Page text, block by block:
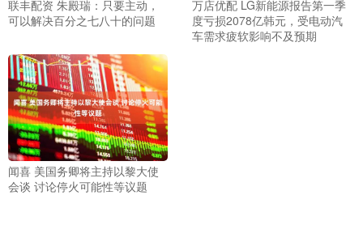
联丰配资 朱殿瑞：只要主动，
可以解决百分之七八十的问题
万店优配 LG新能源报告第一季
度亏损2078亿韩元，受电动汽
车需求疲软影响不及预期
闻喜 美国务卿将主持以黎大使
会谈 讨论停火可能性等议题